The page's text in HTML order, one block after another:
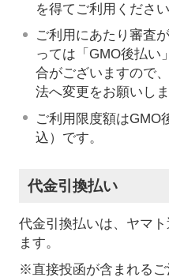
を得てご利用ください
ご利用にあたり審査
っては「GMO後払い
合がございますので
法へ変更をお願いしま
ご利用限度額はGMO
込）です。
代金引換払い
代金引換払いは、ヤマ
ます。
※直接投函が含まれる